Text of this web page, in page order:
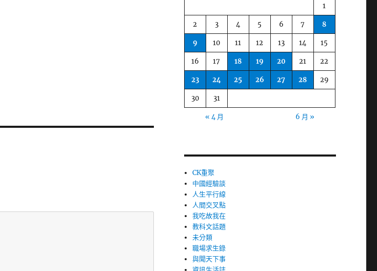
1
2 3 4 5 6 7 8
9 10 11 12 13 14 15
16 17 18 19 20 21 22
23 24 25 26 27 28 29
30 31
« 4 月 6 月 »
CK重聚
中國經驗談
人生平行線
人間交叉點
我吃故我在
教科文話題
未分類
職場求生錄
與聞天下事